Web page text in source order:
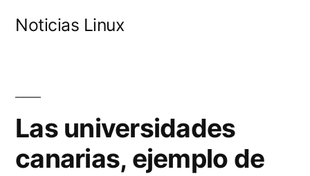
Noticias Linux
Las universidades
canarias, ejemplo de